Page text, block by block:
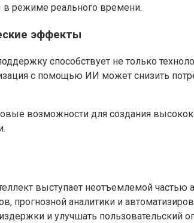
в режиме реального времени.
эффекты
способствует не только
с помощью ИИ может снизить
возможности для создания
выступает неотъемлемой
прогнозной аналитики и
и улучшать пользовательский